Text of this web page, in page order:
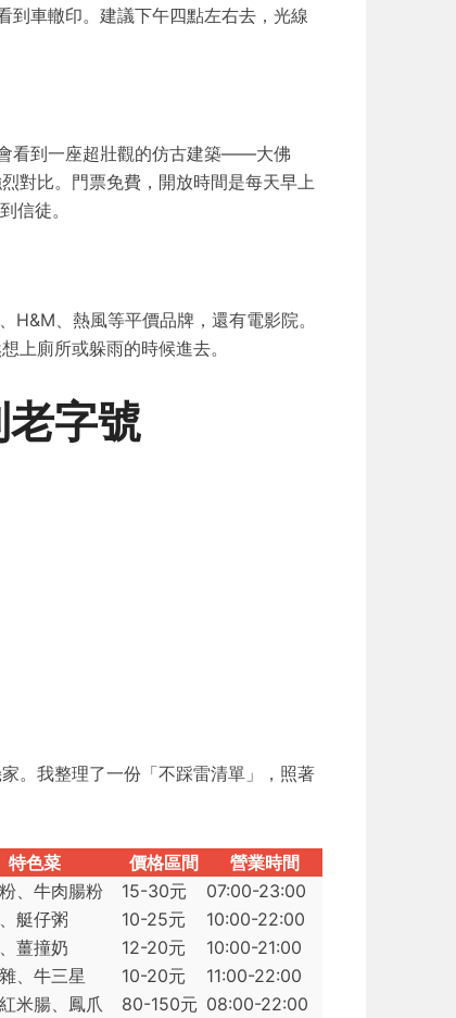
到車轍印。建議下午四點左右去，光線
看到一座超壯觀的仿古建築——大佛
對比。門票免費，開放時間是每天早上
信徒。
、熱風等平價品牌，還有電影院。
上廁所或躲雨的時候進去。
字號
。我整理了一份「不踩雷清單」，照著
特色菜 價格區間
營業時間
、牛肉腸粉 15-30元
07:00-23:00
艇仔粥 10-25元
10:00-22:00
薑撞奶 12-20元
10:00-21:00
、牛三星 10-20元
11:00-22:00
米腸、鳳爪 80-150元 08:00-22:00